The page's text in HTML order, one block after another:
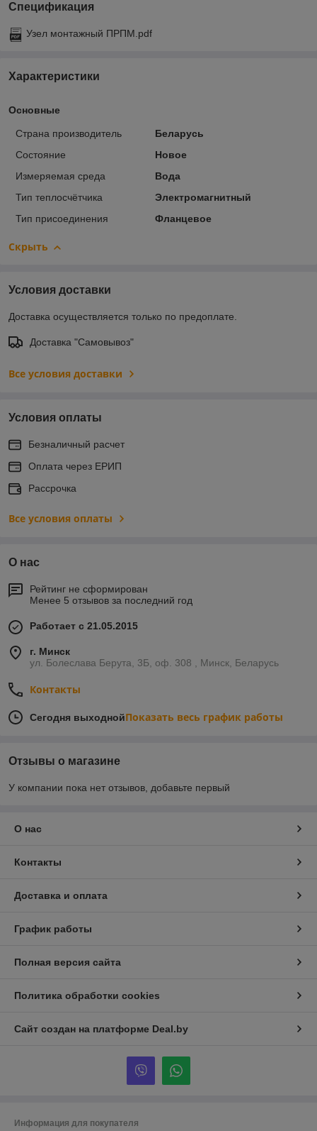
Спецификация
Узел монтажный ПРПМ.pdf
Характеристики
Основные
Страна производитель
Беларусь
Состояние
Новое
Измеряемая среда
Вода
Тип теплосчётчика
Электромагнитный
Тип присоединения
Фланцевое
Скрыть
Условия доставки
Доставка осуществляется только по предоплате.
Доставка "Самовывоз"
Все условия доставки
Условия оплаты
Безналичный расчет
Оплата через ЕРИП
Рассрочка
Все условия оплаты
О нас
Рейтинг не сформирован
Менее 5 отзывов за последний год
Работает с 21.05.2015
г. Минск
ул. Болеслава Берута, 3Б, оф. 308 , Минск, Беларусь
Контакты
Сегодня выходнойПоказать весь график работы
Отзывы о магазине
У компании пока нет отзывов, добавьте первый
О нас
Контакты
Доставка и оплата
График работы
Полная версия сайта
Политика обработки cookies
Сайт создан на платформе Deal.by
Информация для покупателя